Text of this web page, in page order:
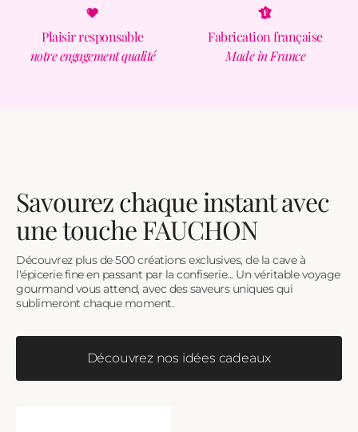
Plaisir responsable
notre engagement qualité
Fabrication française
Made in France
Savourez chaque instant avec
une touche FAUCHON
Découvrez plus de 500 créations exclusives, de la cave à
l'épicerie fine en passant par la confiserie... Un véritable voyage
gourmand vous attend, avec des saveurs uniques qui
sublimeront chaque moment.
Découvrez nos idées cadeaux